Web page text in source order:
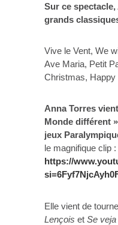
Sur ce
grands
Vive le Vent, We
Ave Maria, Petit
Christmas,
Anna Torres
Monde différent
jeux
le magnifique clip :
https://
Elle vient de
Lençois et Se